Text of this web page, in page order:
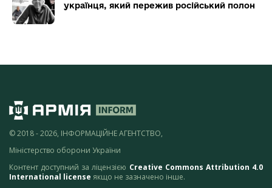
українця, який пережив російський полон
© 2018 - 2026, ІНФОРМАЦІЙНЕ АГЕНТСТВО,
Міністерство оборони України
Контент доступний за ліцензією Creative Commons Attribution 4.0
International license якщо не зазначено інше.